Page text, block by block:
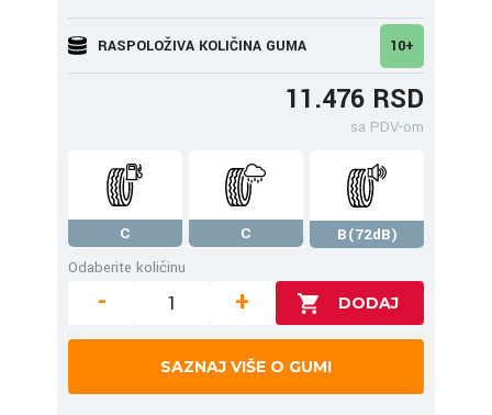
RASPOLOŽIVA KOLIČINA GUMA 10+
11.476 RSD
sa PDV-om
C C
B(72dB)
Odaberite količinu
- +
SAZNAJ VIŠE O GUMI